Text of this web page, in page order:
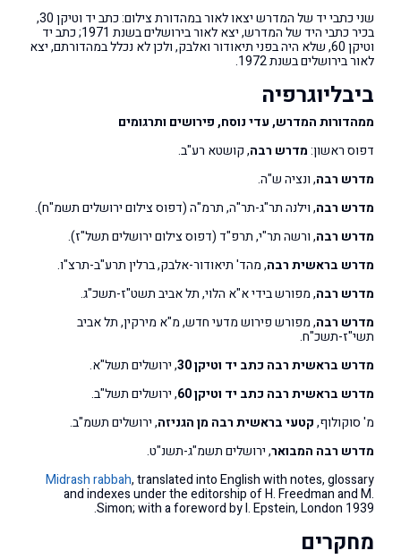
שני כתבי יד של המדרש יצאו לאור במהדורת צילום: כתב יד וטיקן 30,
בכיר כתבי היד של המדרש, יצא לאור בירושלים בשנת 1971; כתב יד
וטיקן 60, שלא היה בפני תיאודור ואלבק, ולכן לא נכלל במהדורתם, יצא
לאור בירושלים בשנת 1972.
ביבליוגרפיה
ממהדורות המדרש, עדי נוסח, פירושים ותרגומים
דפוס ראשון:מדרש רבה, קושטא רע"ב.
מדרש רבה, ונציה ש"ה.
מדרש רבה, וילנה תר"ג-תר"ה, תרמ"ה (דפוס צילום ירושלים תשמ"ח).
מדרש רבה, ורשה תר"י, תרפ"ד (דפוס צילום ירושלים תשל"ז).
מדרש בראשית רבה, מהד' תיאודור-אלבק, ברלין תרע"ב-תרצ"ו.
מדרש רבה, מפורש בידי א"א הלוי, תל אביב תשט"ז-תשכ"ג.
מדרש רבה, מפורש פירוש מדעי חדש, מ"א מירקין, תל אביב
תשי"ז-תשכ"ח.
מדרש בראשית רבה כתב יד וטיקן 30
, ירושלים תשל"א.
מדרש בראשית רבה כתב יד וטיקן 60
, ירושלים תשל"ב.
מ' סוקולוף,קטעי בראשית רבה מן הגניזה, ירושלים תשמ"ב.
מדרש רבה המבואר, ירושלים תשמ"ג-תשנ"ט.
Midrash rabbah, translated into English with notes, glossary
and indexes under the editorship of H. Freedman and M.
Simon; with a foreword by I. Epstein, London 1939.
מחקרים